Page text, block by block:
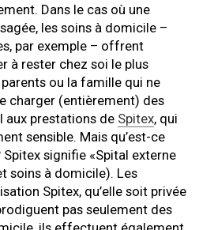
Dans le cas où une
les soins à domicile –
par exemple – offrent
à rester chez soi le plus
ou la famille qui ne
charger (entièrement) des
aux prestations de Spitex, qui
sensible. Mais qu’est-ce
signifie «Spital externe
soins à domicile). Les
Spitex, qu’elle soit privée
pas seulement des